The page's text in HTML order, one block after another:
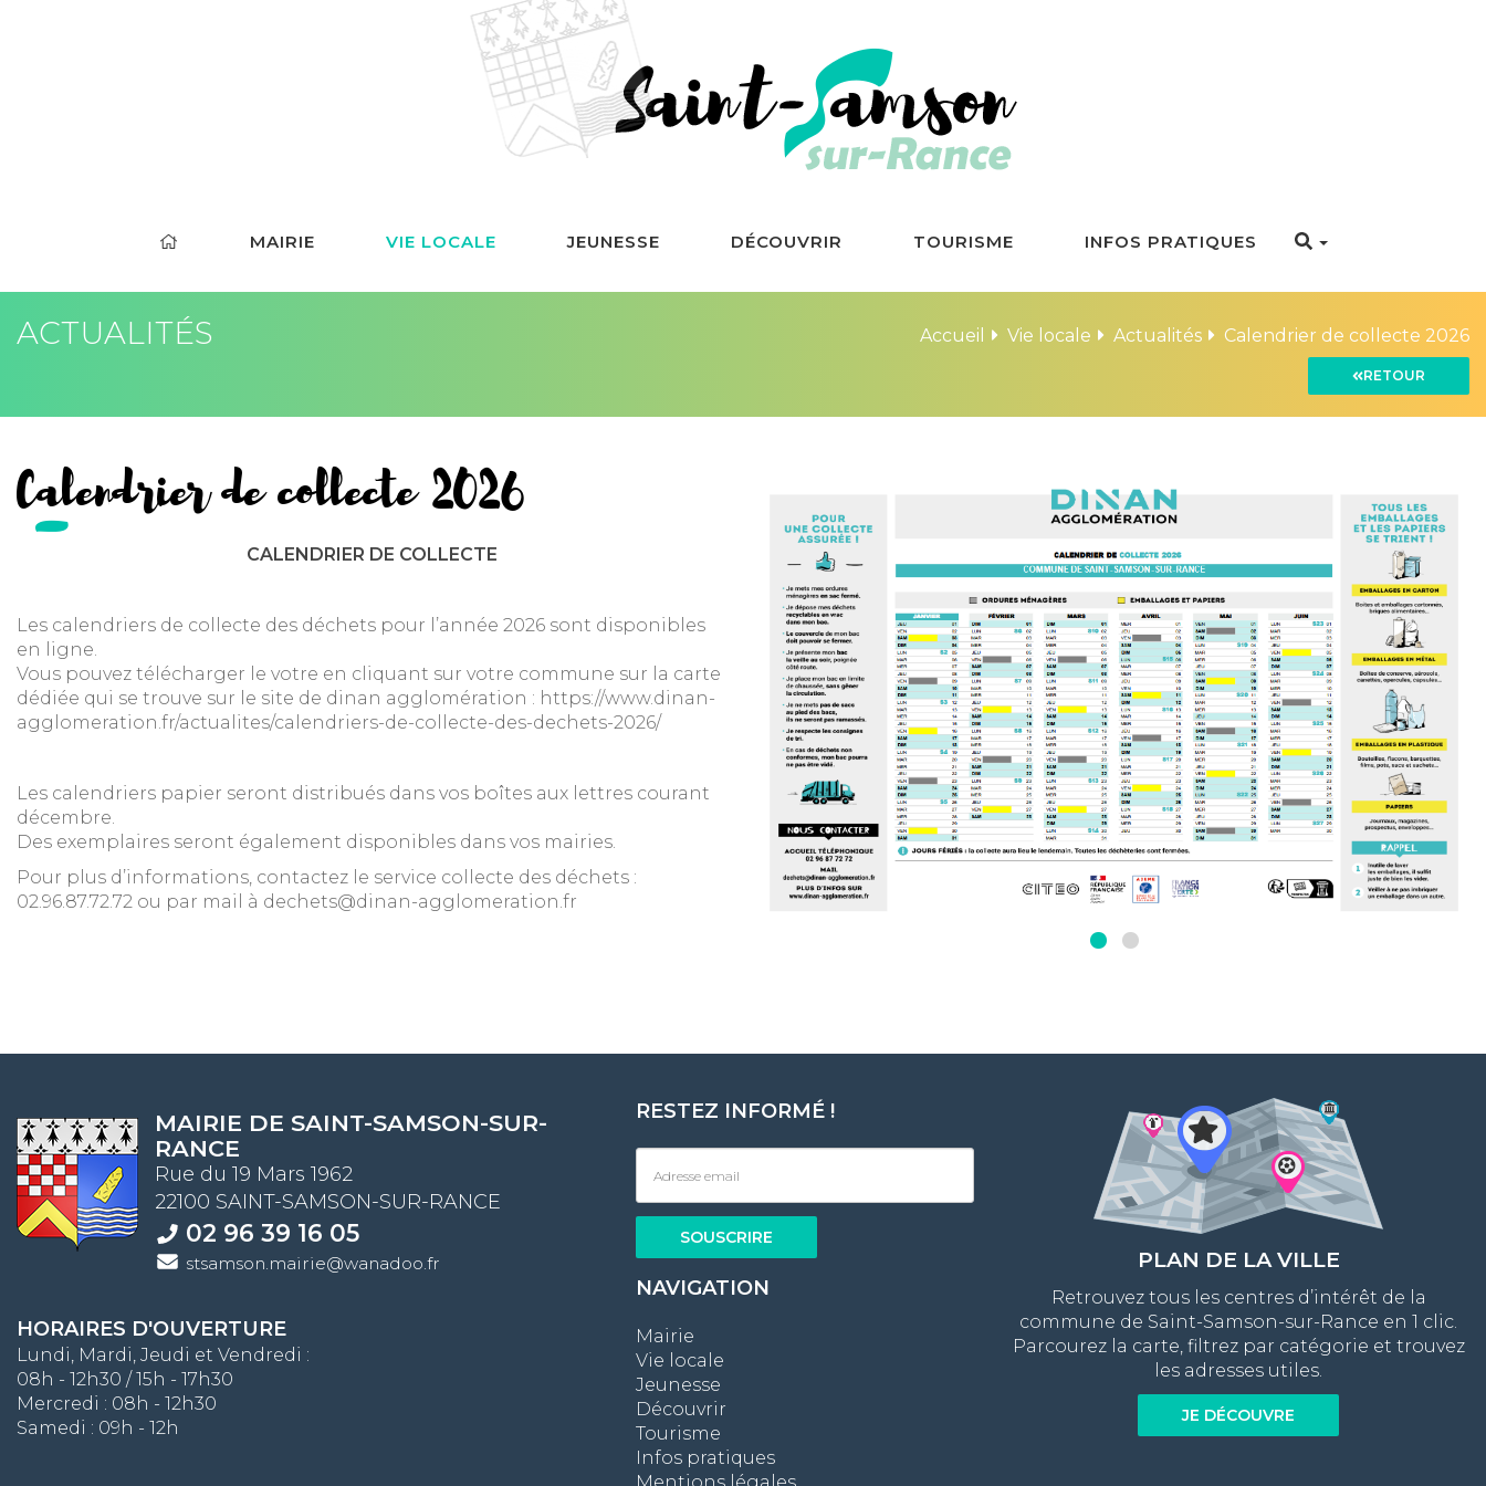
MAIRIE VIE LOCALE JEUNESSE DÉCOUVRIR TOURISME INFOS PRATIQUES
ACTUALITÉS Accueil Vie locale Actualités Calendrier de collecte 2026
RETOUR
Calendrier de collecte 2026
CALENDRIER DE COLLECTE
Les calendriers de collecte des déchets pour l’année 2026 sont disponibles
en ligne.
Vous pouvez télécharger le votre en cliquant sur votre commune sur la carte
dédiée qui se trouve sur le site de dinan agglomération : https://www.dinan-
agglomeration.fr/actualites/calendriers-de-collecte-des-dechets-2026/
Les calendriers papier seront distribués dans vos boîtes aux lettres courant
décembre.
Des exemplaires seront également disponibles dans vos mairies.
Pour plus d’informations, contactez le service collecte des déchets :
02.96.87.72.72 ou par mail à dechets@dinan-agglomeration.fr
MAIRIE DE SAINT-SAMSON-SUR-
RANCE
Rue du 19 Mars 1962
22100 SAINT-SAMSON-SUR-RANCE
02 96 39 16 05
stsamson.mairie@wanadoo.fr
HORAIRES D'OUVERTURE
Lundi, Mardi, Jeudi et Vendredi :
08h - 12h30 / 15h - 17h30
Mercredi : 08h - 12h30
Samedi : 09h - 12h
RESTEZ INFORMÉ !
NAVIGATION
Mairie
Vie locale
Jeunesse
Découvrir
Tourisme
Infos pratiques
PLAN DE LA VILLE
Retrouvez tous les centres d’intérêt de la
commune de Saint-Samson-sur-Rance en 1 clic.
Parcourez la carte, filtrez par catégorie et trouvez
les adresses utiles.
JE DÉCOUVRE